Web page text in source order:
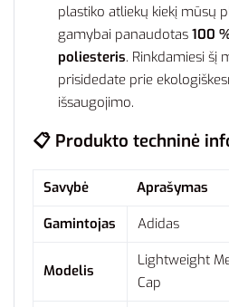
plastiko atliekų kiekį mūsų
gamybai panaudotas100
poliesteris. Rinkdamiesi šį
prisidedate prie
išsaugojimo.
📋 Produkto techninė
Savybė
Aprašymas
Gamintojas
Adidas
Modelis
Lightweight
Cap